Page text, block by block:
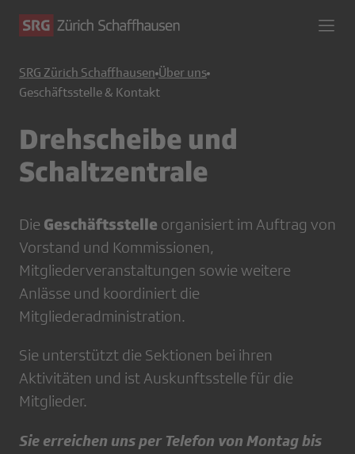
SRG Zürich Schaffhausen Über uns
Geschäftsstelle & Kontakt
Drehscheibe und
Schaltzentrale
Die Geschäftsstelle organisiert im Auftrag von
Vorstand und Kommissionen,
Mitgliederveranstaltungen sowie weitere
Anlässe und koordiniert die
Mitgliederadministration.
Sie unterstützt die Sektionen bei ihren
Aktivitäten und ist Auskunftsstelle für die
Mitglieder.
Sie erreichen uns per Telefon von Montag bis